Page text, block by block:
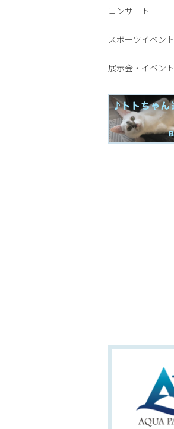
コンサート
スポーツイベント
展示会・イベント